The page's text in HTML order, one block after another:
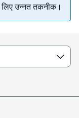
उन्नत तकनीक।